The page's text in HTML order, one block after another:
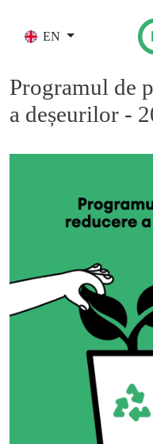
EN
Programul de
a deșeurilor -